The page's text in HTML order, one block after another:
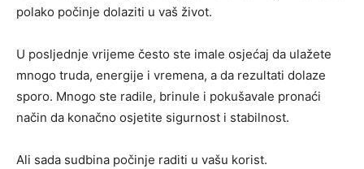
polako počinje dolaziti u vaš život.
U posljednje vrijeme često ste imale osjećaj da ulažete
mnogo truda, energije i vremena, a da rezultati dolaze
sporo. Mnogo ste radile, brinule i pokušavale pronaći
način da konačno osjetite sigurnost i stabilnost.
Ali sada sudbina počinje raditi u vašu korist.